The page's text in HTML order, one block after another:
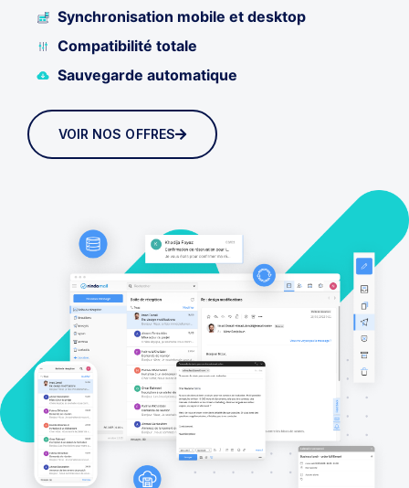
Synchronisation mobile et desktop
Compatibilité totale
Sauvegarde automatique
VOIR NOS OFFRES